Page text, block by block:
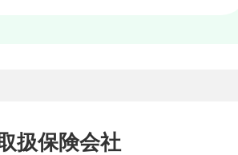
扱保険会社